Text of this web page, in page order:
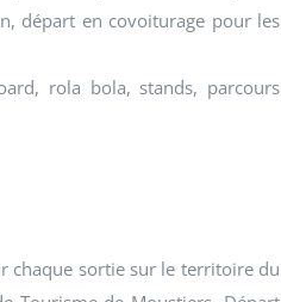
départ en covoiturage pour les
rola bola, stands, parcours
chaque sortie sur le territoire du